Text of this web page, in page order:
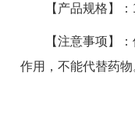
【产品规格】
【注意事项】
作用，不能代替药物